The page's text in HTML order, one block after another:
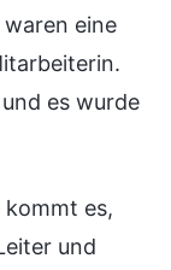
eine
es wurde
kommt es,
und